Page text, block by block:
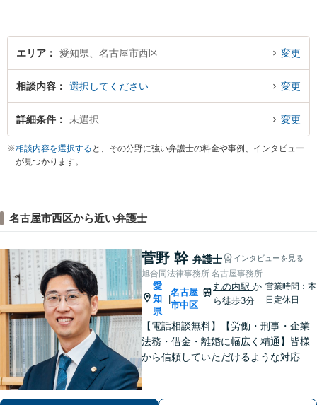
エリア 愛知県、名古屋市西区 変更
相談内容 選択してください 変更
詳細条件 未選択 変更
※相談内容を選択する と、その分野に強い弁護士の料金や事例、インタビュー
が見つかります。
名古屋市西区から近い弁護士
菅野 幹 弁護士 インタビューを見る
旭合同法律事務所 名古屋事務所
愛
知
県
|
名古屋
市中区
丸の内駅か
ら徒歩3分
営業時間：本
日定休日
【電話相談無料】【労働・刑事・企業
法務・借金・離婚に幅広く精通】皆様
から信頼していただけるような対応で